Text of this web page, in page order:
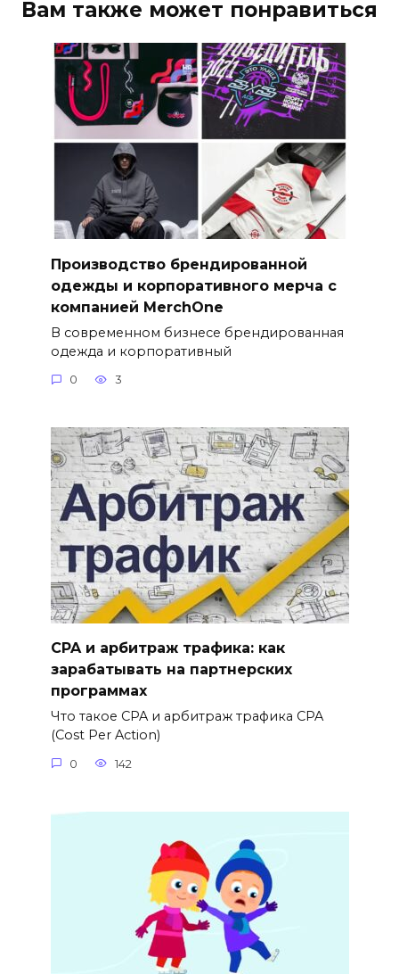
Вам также может понравиться
Производство брендированной
одежды и корпоративного мерча с
компанией MerchOne
В современном бизнесе брендированная
одежда и корпоративный
0 3
CPA и арбитраж трафика: как
зарабатывать на партнерских
программах
Что такое CPA и арбитраж трафика CPA
(Cost Per Action)
0 142